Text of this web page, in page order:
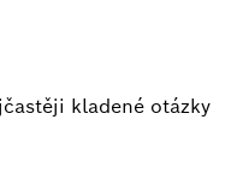
kladené otázky